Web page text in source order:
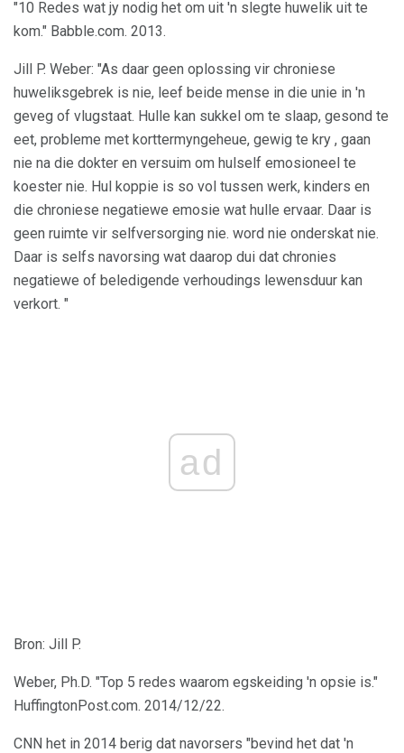
"10 Redes wat jy nodig het om uit 'n slegte huwelik uit te
kom." Babble.com. 2013.
Jill P. Weber: "As daar geen oplossing vir chroniese
huweliksgebrek is nie, leef beide mense in die unie in 'n
geveg of vlugstaat. Hulle kan sukkel om te slaap, gesond te
eet, probleme met korttermyngeheue, gewig te kry , gaan
nie na die dokter en versuim om hulself emosioneel te
koester nie. Hul koppie is so vol tussen werk, kinders en
die chroniese negatiewe emosie wat hulle ervaar. Daar is
geen ruimte vir selfversorging nie. word nie onderskat nie.
Daar is selfs navorsing wat daarop dui dat chronies
negatiewe of beledigende verhoudings lewensduur kan
verkort. "
ad
Bron: Jill P.
Weber, Ph.D. "Top 5 redes waarom egskeiding 'n opsie is."
HuffingtonPost.com. 2014/12/22.
CNN het in 2014 berig dat navorsers "bevind het dat 'n